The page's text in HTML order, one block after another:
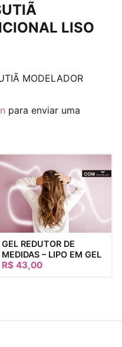
LISO
MODELADOR
para enviar uma
GEL REDUTOR DE
MEDIDAS – LIPO EM GEL
R$ 43,00